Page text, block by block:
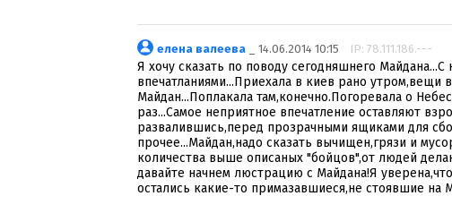
елена валеева _ 14.06.2014 10:15 IP: 78.111.186.---
Я хочу сказать по поводу сегодняшнего
впечатланиями...Приехала в киев рано утром,вещи
Майдан...Поплакала там,конечно.Погоревала о
раз...Самое неприятное впечатление оставляют
развалившись,перед прозрачными ящиками для
прочее...Майдан,надо сказать вычищен,грязи и
количества выше описаных "бойцов",от людей
давайте начнем люстрацию с Майдана!Я
остались какие-то примазавшиеся,не стоявшие на